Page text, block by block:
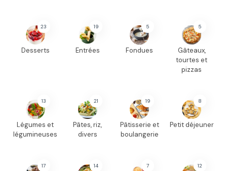
23
Desserts
19
Entrées
5
Fondues
5
Gâteaux,
tourtes et
pizzas
13
Légumes et
légumineuses
21
Pâtes, riz,
divers
19
Pâtisserie et
boulangerie
8
Petit déjeuner
17 14 7 12